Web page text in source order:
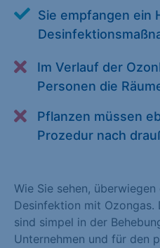
Sie empfangen ein
Im Verlauf der
Personen die
Pflanzen müssen
Prozedur nach
Wie Sie sehen,
Desinfektion mit Ozongas.
sind simpel in der
Unternehmen und für den
Alle akzeptieren
Essenziell (1)
sind für die einwandfreie
Statistiken (1)
Statistik Cookies erfassen
Informationen helfen uns zu
unsere Website nutzen. Statistik